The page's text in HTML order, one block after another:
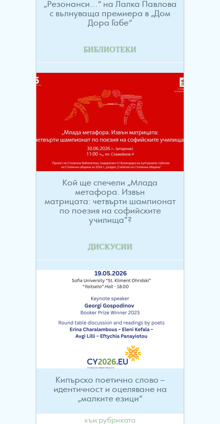
„Резонанси…“ на Лалка Павлова
с вълнуваща премиера в „Дом
Дора Габе“
БИБЛИОТЕКИ
Кой ще спечели „Млада
метафора. Извън
матрицата: четвърти шампионат
по поезия на софийските
училища”?
ДИСКУСИИ
Кипърско поетично слово –
идентичност и оцеляване на
„малките езици“
към рубриката